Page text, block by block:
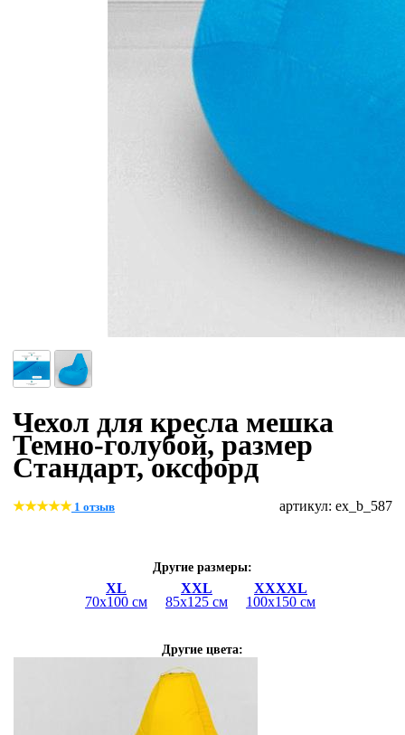
Чехол для кресла мешка
Темно-голубой, размер
Стандарт, оксфорд
1 отзыв артикул: ex_b_587
Другие размеры:
XL
70х100 см
XXL
85х125 см
XXXXL
100х150 см
Другие цвета: